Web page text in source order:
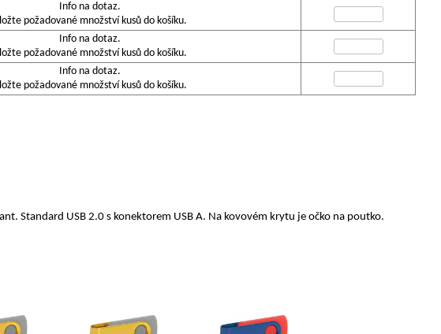
Info na dotaz.
požadované množství kusů do košíku.
Info na dotaz.
požadované množství kusů do košíku.
Info na dotaz.
požadované množství kusů do košíku.
Standard USB 2.0 s konektorem USB A. Na kovovém krytu je očko na poutko.